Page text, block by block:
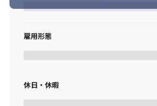
雇用形態
休日・休暇